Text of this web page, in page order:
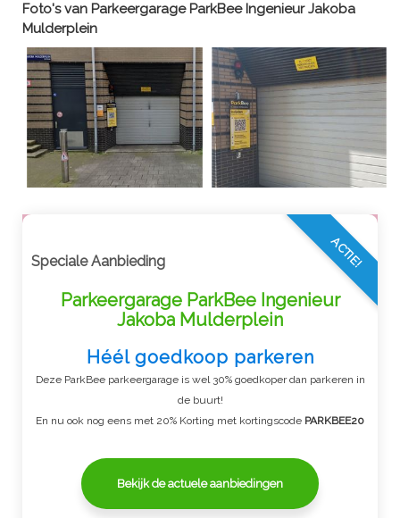
Foto's van Parkeergarage ParkBee Ingenieur Jakoba
Mulderplein
Speciale Aanbieding
Parkeergarage ParkBee Ingenieur
Jakoba Mulderplein
Héél goedkoop parkeren
Deze ParkBee parkeergarage is wel 30% goedkoper dan parkeren in
de buurt!
En nu ook nog eens met 20% Korting met kortingscode PARKBEE20
Bekijk de actuele aanbiedingen
ACTIE!